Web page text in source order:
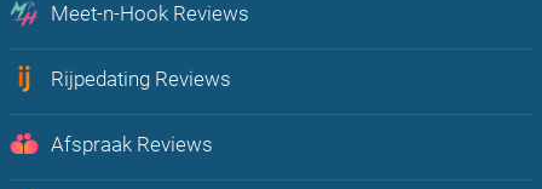
Meet-n-Hook Reviews
Chat, flirt en vind echte hookup's bij u in de regio
Rijpedating Reviews
Rijpe Dating is Plezier voor volwassenen Belgen 30+
Afspraak Reviews
Onbeperkt afspraakjes maken, flirten en chatten met mensen uit jou